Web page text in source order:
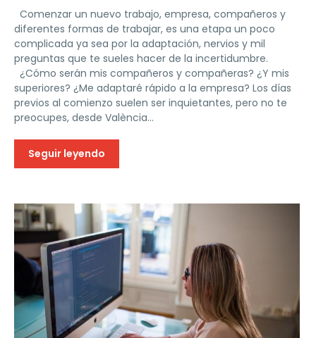
Comenzar un nuevo trabajo, empresa, compañeros y
diferentes formas de trabajar, es una etapa un poco
complicada ya sea por la adaptación, nervios y mil
preguntas que te sueles hacer de la incertidumbre.
¿Cómo serán mis compañeros y compañeras? ¿Y mis
superiores? ¿Me adaptaré rápido a la empresa? Los días
previos al comienzo suelen ser inquietantes, pero no te
preocupes, desde València...
Seguir leyendo